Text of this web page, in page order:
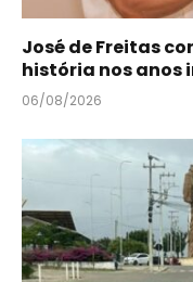
José de Freitas
história nos anos
06/08/2026